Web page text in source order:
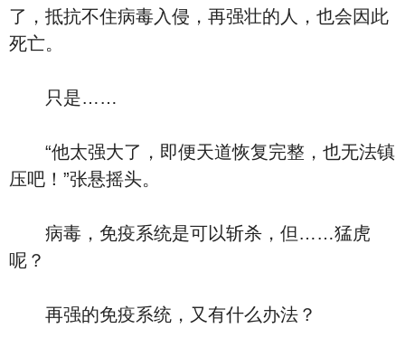
了，抵抗不住病毒入侵，再强壮的人，也会因此
死亡。
只是……
“他太强大了，即便天道恢复完整，也无法镇
压吧！”张悬摇头。
病毒，免疫系统是可以斩杀，但……猛虎
呢？
再强的免疫系统，又有什么办法？